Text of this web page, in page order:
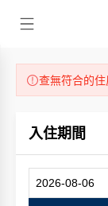
查無符合的
入住期間